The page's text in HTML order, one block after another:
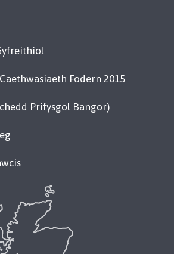
Fodern 2015
Prifysgol Bangor)